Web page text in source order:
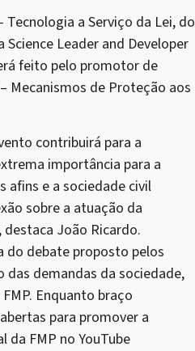
a Serviço da Lei, do
Leader and Developer
feito pelo promotor de
Mecanismos de Proteção aos
contribuirá para a
importância para a
afins e a sociedade civil
sobre a atuação da
João Ricardo.
do debate proposto pelos
das demandas da sociedade,
Enquanto braço
para promover a
da FMP no YouTube